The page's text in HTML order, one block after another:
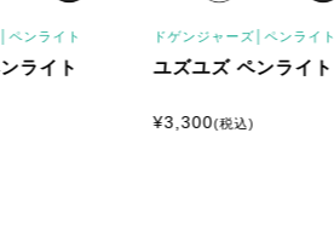
ペンライト
ライト
ドゲンジャーズ│ペンライト
ユズユズ ペンライト
¥3,300(税込)